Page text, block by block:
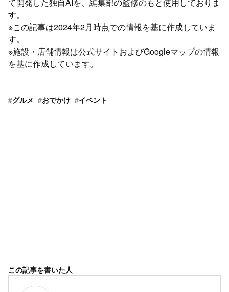
て開発した独自AIを、編集部の監修のもと使用しておりま
す。
※この記事は2024年2月時点での情報を基に作成していま
す。
※施設・店舗情報は公式サイトおよびGoogleマップの情報
を基に作成しています。
#グルメ #おでかけ #イベント
この記事を書いた人